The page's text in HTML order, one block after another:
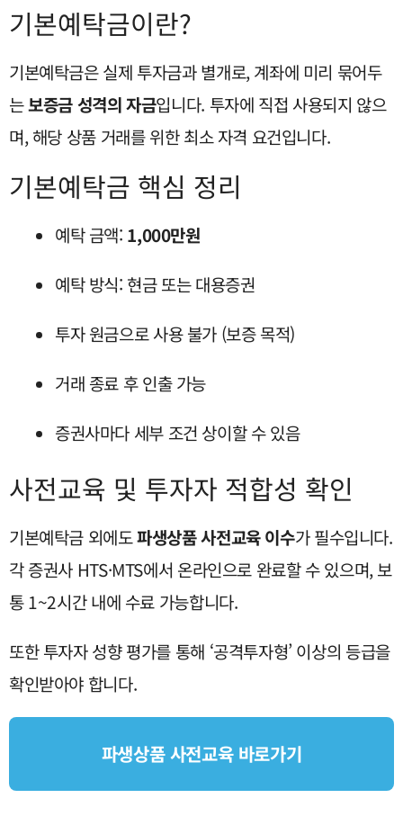
기본예탁금이란?
기본예탁금은 실제 투자금과 별개로, 계좌에 미리 묶어두
는보증금 성격의 자금입니다. 투자에 직접 사용되지 않으
며, 해당 상품 거래를 위한 최소 자격 요건입니다.
기본예탁금 핵심 정리
예탁 금액: 1,000만원
예탁 방식: 현금 또는 대용증권
투자 원금으로 사용 불가 (보증 목적)
거래 종료 후 인출 가능
증권사마다 세부 조건 상이할 수 있음
사전교육 및 투자자 적합성 확인
기본예탁금 외에도파생상품 사전교육 이수가 필수입니다.
각 증권사 HTS·MTS에서 온라인으로 완료할 수 있으며, 보
통 1~2시간 내에 수료 가능합니다.
또한 투자자 성향 평가를 통해 ‘공격투자형’ 이상의 등급을
확인받아야 합니다.
파생상품 사전교육 바로가기